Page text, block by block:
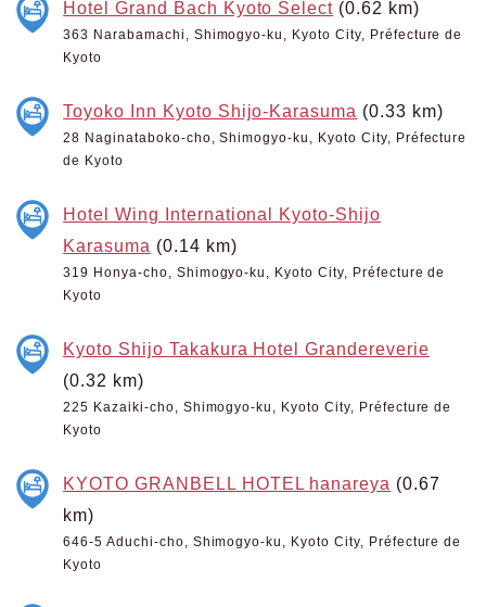
Hotel Grand Bach Kyoto Select (0.62 km)
363 Narabamachi, Shimogyo-ku, Kyoto City, Préfecture de
Kyoto
Toyoko Inn Kyoto Shijo-Karasuma (0.33 km)
28 Naginataboko-cho, Shimogyo-ku, Kyoto City, Préfecture
de Kyoto
Hotel Wing International Kyoto-Shijo
Karasuma (0.14 km)
319 Honya-cho, Shimogyo-ku, Kyoto City, Préfecture de
Kyoto
Kyoto Shijo Takakura Hotel Grandereverie
(0.32 km)
225 Kazaiki-cho, Shimogyo-ku, Kyoto City, Préfecture de
Kyoto
KYOTO GRANBELL HOTEL hanareya (0.67
km)
646-5 Aduchi-cho, Shimogyo-ku, Kyoto City, Préfecture de
Kyoto